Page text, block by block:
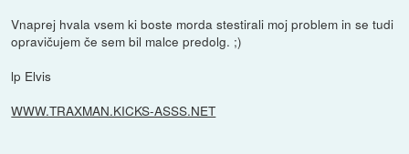
Vnaprej hvala vsem ki boste morda stestirali moj problem in se tudi
opravičujem če sem bil malce predolg. ;)
lp Elvis
WWW.TRAXMAN.KICKS-ASSS.NET